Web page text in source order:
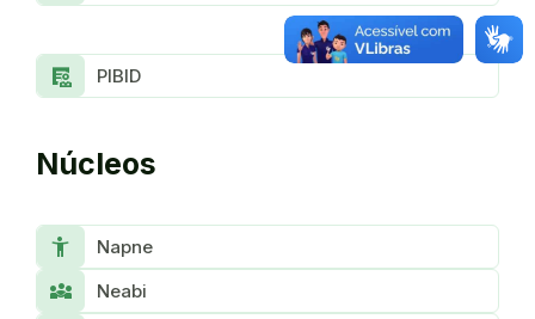
Clinical_Notes PIBID
Núcleos
Accessibility_New Napne
Diversity_3 Neabi